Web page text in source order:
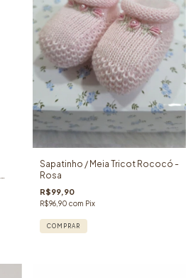
Sapatinho / Meia Tricot Rococó -
Rosa
R$99,90
R$96,90 com Pix
COMPRAR